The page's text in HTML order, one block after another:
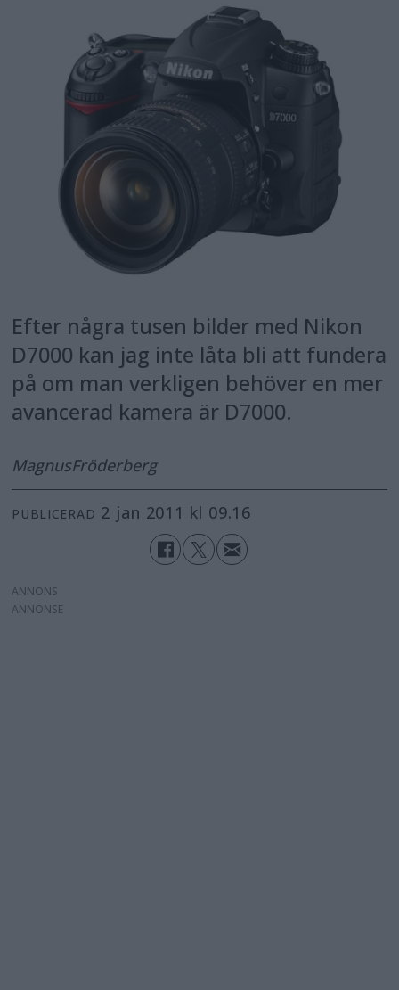
Efter några tusen bilder med Nikon
D7000 kan jag inte låta bli att fundera
på om man verkligen behöver en mer
avancerad kamera är D7000.
MagnusFröderberg
PUBLICERAD 2 jan 2011 kl 09.16
ANNONS